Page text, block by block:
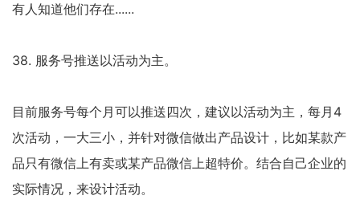
有人知道他们存在......
38. 服务号推送以活动为主。
目前服务号每个月可以推送四次，建议以活动为主，每月4
次活动，一大三小，并针对微信做出产品设计，比如某款产
品只有微信上有卖或某产品微信上超特价。结合自己企业的
实际情况，来设计活动。